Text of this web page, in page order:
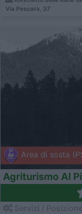
Via Pescara, 37
Area di sosta
Agriturismo Al